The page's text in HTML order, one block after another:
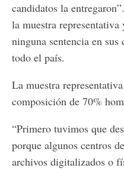
candidatos la
la muestra
ninguna sentencia en
todo el país.
La muestra
composición de 70%
“Primero tuvimos que
porque algunos centros
archivos digitalizados o